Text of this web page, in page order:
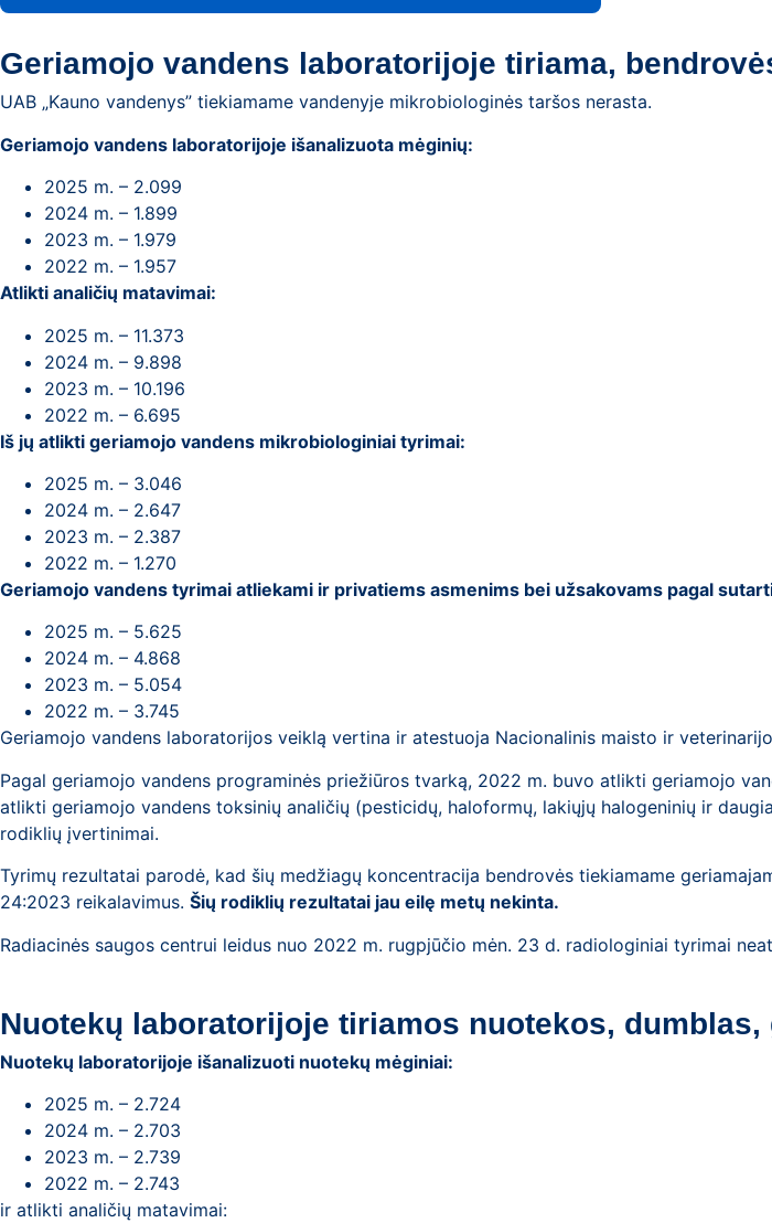
Geriamojo vandens laboratorijoje tiriama,
UAB „Kauno vandenys” tiekiamame vandenyje mikrobiologinės taršos nerasta.
Geriamojo vandens laboratorijoje išanalizuota mėginių:
2025 m. – 2.099
2024 m. – 1.899
2023 m. – 1.979
2022 m. – 1.957
Atlikti analičių matavimai:
2025 m. – 11.373
2024 m. – 9.898
2023 m. – 10.196
2022 m. – 6.695
Iš jų atlikti geriamojo vandens mikrobiologiniai tyrimai:
2025 m. – 3.046
2024 m. – 2.647
2023 m. – 2.387
2022 m. – 1.270
Geriamojo vandens tyrimai atliekami ir privatiems asmenims bei užsakovams pagal
2025 m. – 5.625
2024 m. – 4.868
2023 m. – 5.054
2022 m. – 3.745
Geriamojo vandens laboratorijos veiklą vertina ir atestuoja Nacionalinis maisto ir
Pagal geriamojo vandens programinės priežiūros tvarką, 2022 m. buvo atlikti geriamojo
atlikti geriamojo vandens toksinių analičių (pesticidų, haloformų, lakiųjų halogeninių ir
rodiklių įvertinimai.
Tyrimų rezultatai parodė, kad šių medžiagų koncentracija bendrovės tiekiamame
24:2023 reikalavimus. Šių rodiklių rezultatai jau eilę metų nekinta.
Radiacinės saugos centrui leidus nuo 2022 m. rugpjūčio mėn. 23 d. radiologiniai tyrimai
Nuotekų laboratorijoje tiriamos nuotekos,
Nuotekų laboratorijoje išanalizuoti nuotekų mėginiai:
2025 m. – 2.724
2024 m. – 2.703
2023 m. – 2.739
2022 m. – 2.743
ir atlikti analičių matavimai: